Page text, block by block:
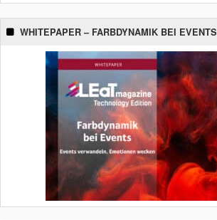
WHITEPAPER – FARBDYNAMIK BEI EVENTS